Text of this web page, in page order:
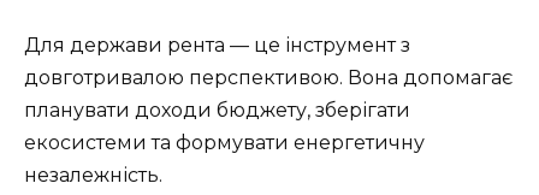
Для держави рента — це інструмент з
довготривалою перспективою. Вона допомагає
планувати доходи бюджету, зберігати
екосистеми та формувати енергетичну
незалежність.